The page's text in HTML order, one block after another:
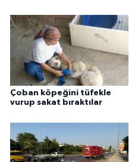
Çoban köpeğini tüfekle
vurup sakat bıraktılar